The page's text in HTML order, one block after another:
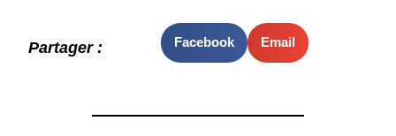
Partager : Facebook Email